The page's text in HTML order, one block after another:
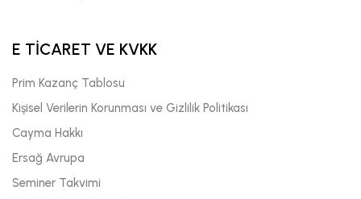
E TİCARET VE KVKK
Prim Kazanç Tablosu
Kişisel Verilerin Korunması ve Gizlilik Politikası
Cayma Hakkı
Ersağ Avrupa
Seminer Takvimi